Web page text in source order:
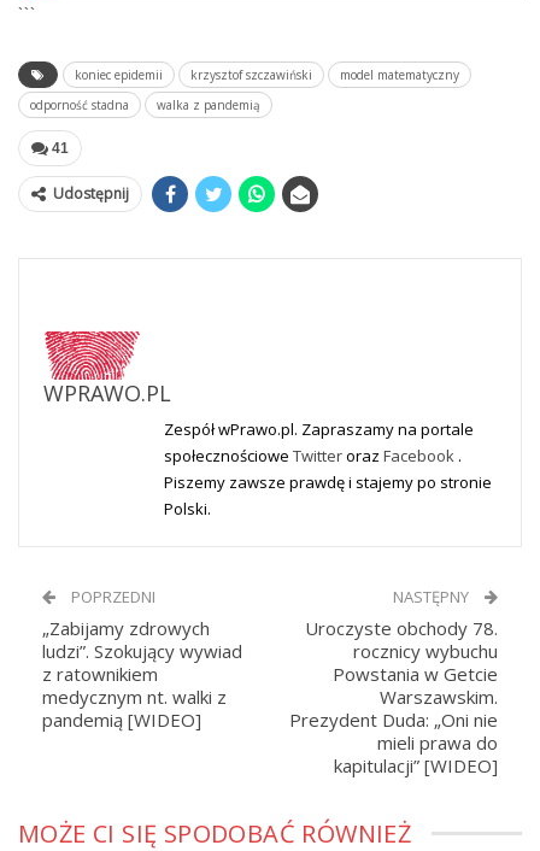
```
koniec epidemii krzysztof szczawiński
model matematyczny
odporność stadna
walka z pandemią
41
Udostępnij
WPRAWO.PL
Zespół wPrawo.pl. Zapraszamy na portale
społecznościowe Twitteroraz Facebook .
Piszemy zawsze prawdę i stajemy po stronie
Polski.
POPRZEDNI
„Zabijamy zdrowych
ludzi”. Szokujący wywiad
z ratownikiem
medycznym nt. walki z
pandemią [WIDEO]
NASTĘPNY
Uroczyste obchody 78.
rocznicy wybuchu
Powstania w Getcie
Warszawskim.
Prezydent Duda: „Oni nie
mieli prawa do
kapitulacji” [WIDEO]
MOŻE CI SIĘ SPODOBAĆ RÓWNIEŻ